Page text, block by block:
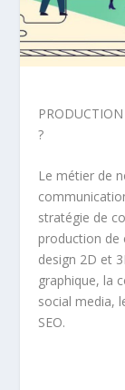
?
Le métier de
stratégie de
production de
design 2D et
graphique, la
social media,
SEO.